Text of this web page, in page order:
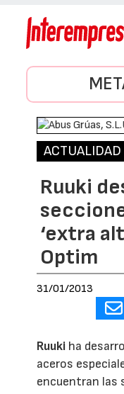
ACTUALIDAD
Ruuki
‘extra
Optim
31/01/2013
Ruuki ha
aceros
encuentran las